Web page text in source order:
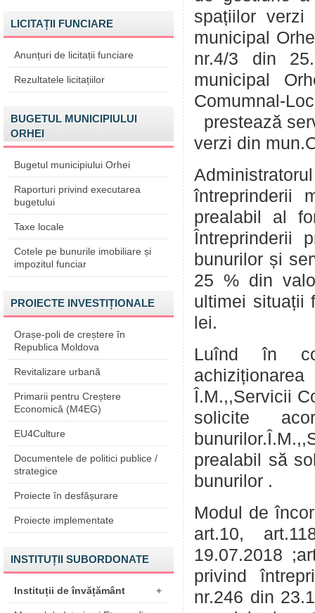
LICITAȚII FUNCIARE
Anunțuri de licitații funciare
Rezultatele licitațiilor
BUGETUL MUNICIPIULUI
ORHEI
Bugetul municipiului Orhei
Raporturi privind executarea
bugetului
Taxe locale
Cotele pe bunurile imobiliare și
impozitul funciar
PROIECTE INVESTIȚIONALE
Orașe-poli de creștere în
Republica Moldova
Revitalizare urbană
Primarii pentru Creștere
Economică (M4EG)
EU4Culture
Documentele de politici publice /
strategice
Proiecte în desfășurare
Proiecte implementate
INSTITUȚII SUBORDONATE
Instituții de învățământ +
spațiilor verzi
municipal
nr.4/3 din
municipal
Comumnal-
prestează
verzi din
întreprinderii
prealabil al
Întreprinderii
bunurilor și
25 % din
ultimei situații
lei.
Luînd în
Î.M.,,Servicii
solicite
prealabil să
Modul de
art.10,
19.07.2018
privind
nr.246 din